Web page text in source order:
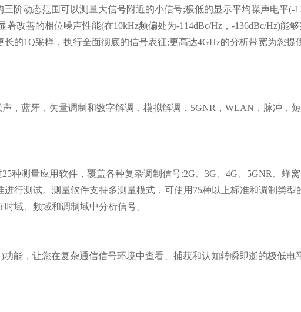
三阶动态范围可以测量大信号附近的小信号;极低的显示平均噪声电平(-
著改善的相位噪声性能(在10kHz频偏处为-114dBc/Hz，-136dBc/Hz)能
的1Q采样，执行全面彻底的信号表征;更高达4GHz的分析带宽为您
，蓝牙，矢量调制和数字解调，模拟解调，5GNR，WLAN，脉冲，
种测量应用软件，覆盖各种复杂调制信号:2G、3G、4G、5GNR、蜂
进行测试。测量软件支持多测量模式，可使用75种以上标准和调制类
域、频域和调制域中分析信号。
功能，让您在复杂通信信号环境中查看、捕获和认知转瞬即逝的极低电